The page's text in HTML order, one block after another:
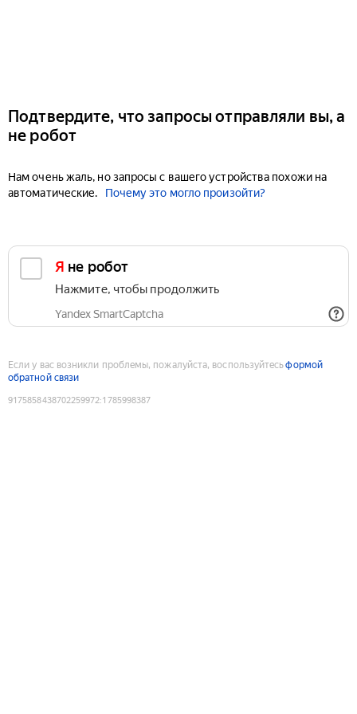
Подтвердите, что запросы отправляли вы, а
не робот
Нам очень жаль, но запросы с вашего устройства похожи на
автоматические.
Почему это могло произойти?
Я не робот
Нажмите, чтобы продолжить
Yandex SmartCaptcha
Если у вас возникли проблемы, пожалуйста, воспользуйтесьформой
обратной связи
9175858438702259972:1785998387